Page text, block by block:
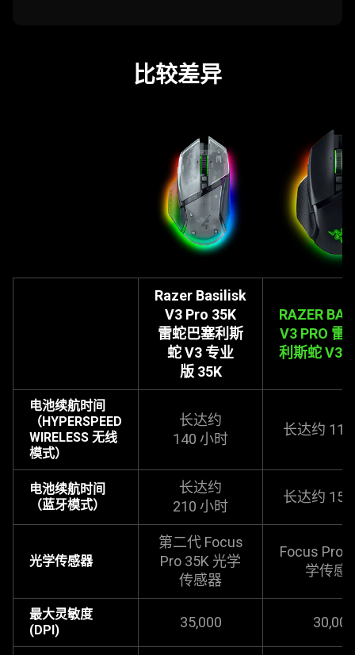
比较差异
Razer Basilisk
V3 Pro 35K
雷蛇巴塞利斯
蛇 V3 专业
版 35K
RAZER
V3 PRO 雷
利斯蛇 V3
电池续航时间
（HYPERSPEED
WIRELESS 无线
模式）
长达约
140 小时
长达约 110
电池续航时间
（蓝牙模式）
长达约
210 小时
长达约 150
光学传感器
第二代 Focus
Pro 35K 光学
传感器
Focus Pro
学传感
最大灵敏度
(DPI)
35,000 30,000